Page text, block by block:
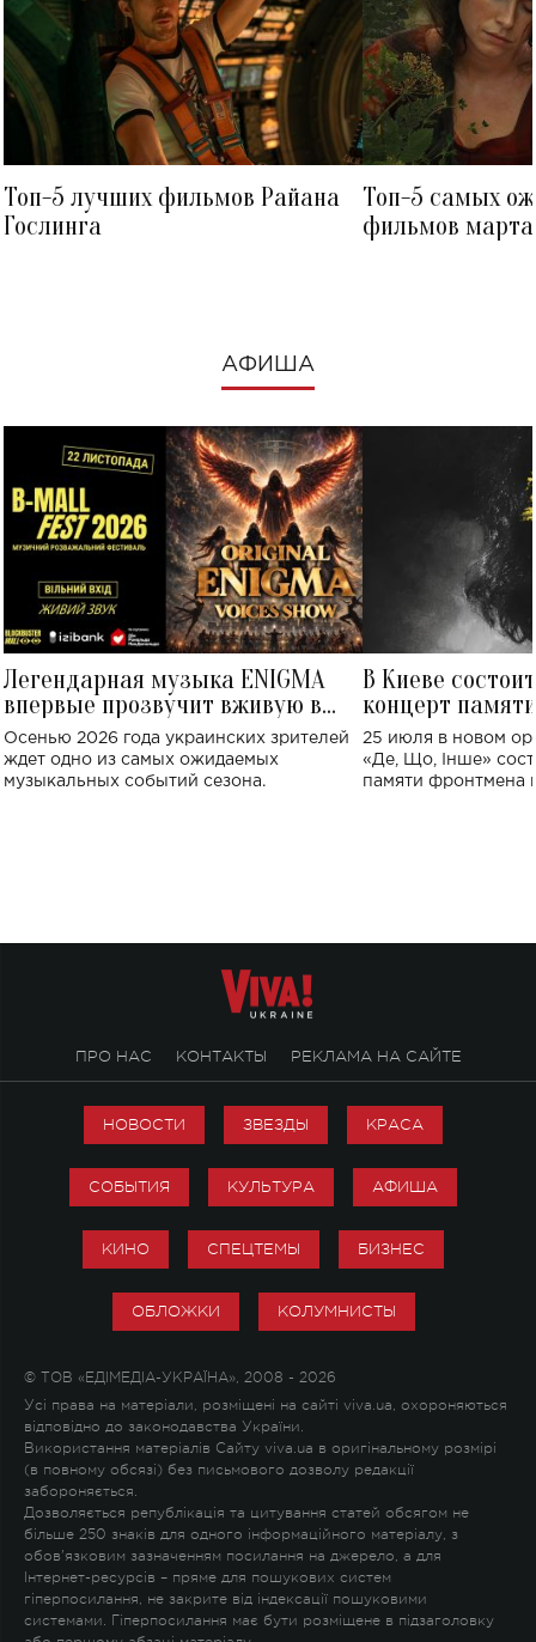
Топ-5 лучших фильмов Райана
Гослинга
Топ-5 самых
фильмов
АФИША
Легендарная музыка ENIGMA
впервые прозвучит вживую в
Украине: где состоится концерт
Осенью 2026 года украинских зрителей
ждет одно из самых ожидаемых
музыкальных событий сезона.
В Киеве
концерт
Клименко:
исполнят песни
25 июля в новом
«Де, Що, Інше»
памяти фронтмена
ПРО НАС КОНТАКТЫ РЕКЛАМА НА САЙТЕ
НОВОСТИ ЗВЕЗДЫ КРАСА
СОБЫТИЯ КУЛЬТУРА АФИША
КИНО СПЕЦТЕМЫ БИЗНЕС
ОБЛОЖКИ КОЛУМНИСТЫ
© ТОВ «ЕДІМЕДІА-УКРАЇНА», 2008 - 2026
Усі права на матеріали, розміщені на сайті viva.ua, охороняються
відповідно до законодавства України.
Використання матеріалів Сайту viva.ua в оригінальному розмірі
(в повному обсязі) без письмового дозволу редакції
забороняється.
Дозволяється републікація та цитування статей обсягом не
більше 250 знаків для одного інформаційного матеріалу, з
обов'язковим зазначенням посилання на джерело, а для
Інтернет-ресурсів – пряме для пошукових систем
гіперпосилання, не закрите від індексації пошуковими
системами. Гіперпосилання має бути розміщене в підзаголовку